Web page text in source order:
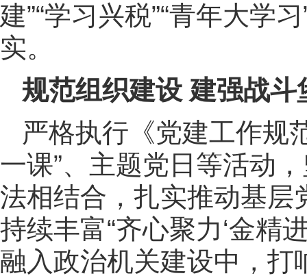
建”“学习兴税”“青年大学
实。
规范组织建设 建强战斗
严格执行《党建工作规
一课”、主题党日等活动
法相结合，扎实推动基层
持续丰富“齐心聚力‘金精
融入政治机关建设中，打